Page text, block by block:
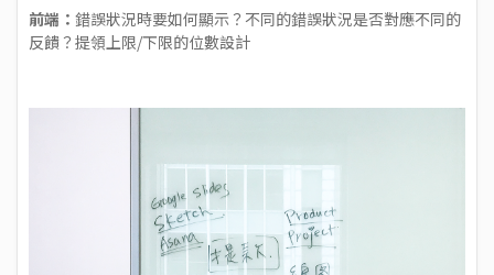
前端： 錯誤狀況時要如何顯示？不同的錯誤狀況是否對應不同的
反饋？提領上限/下限的位數設計